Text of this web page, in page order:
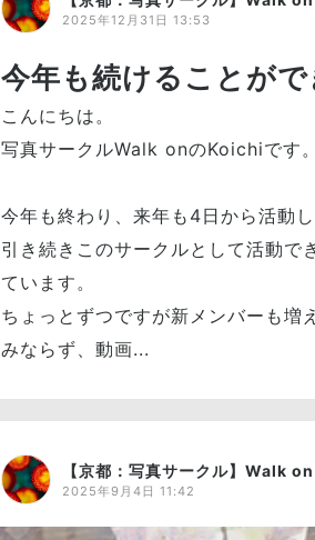
2025年12月31日 13:53
今年も続けることが
こんにちは。
写真サークルWalk onのKoichiです。
今年も終わり、来年も4日から活動し
引き続きこのサークルとして活動で
ています。
ちょっとずつですが新メンバーも増
みならず、動画...
【京都：写真サークル】Walk on
2025年9月4日 11:42